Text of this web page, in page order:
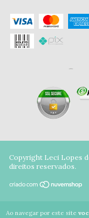
Ao navegar por este site
Copyright Leci Lopes
direitos reservados.